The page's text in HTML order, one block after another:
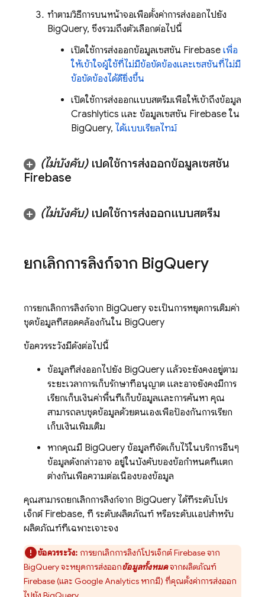
ทำตามวิธีการบนหน้าจอเพื่อตั้งค่าการส่งออกไปยัง
BigQuery, ซึ่งรวมถึงตัวเลือกต่อไปนี้
เปิดใช้การส่งออกข้อมูลเซสชัน Firebase เพื่อ
ให้เข้าใจผู้ใช้ที่ไม่มีข้อขัดข้องและเซสชันที่ไม่มี
ข้อขัดข้องได้ดียิ่งขึ้น
เปิดใช้การส่งออกแบบสตรีมเพื่อให้เข้าถึงข้อมูล
Crashlytics และ ข้อมูลเซสชัน Firebase ใน
BigQuery, ได้แบบเรียลไทม์
(ไม่บังคับ)เปิดใช้การส่งออกข้อมูลเซสชัน
Firebase
(ไม่บังคับ)เปิดใช้การส่งออกแบบสตรีม
ยกเลิกการลิงก์จาก BigQuery
การยกเลิกการลิงก์จาก BigQuery จะเป็นการหยุดการเติมค่า
ชุดข้อมูลที่สอดคล้องกันใน BigQuery
ข้อควรระวังมีดังต่อไปนี้
ข้อมูลที่ส่งออกไปยัง BigQuery แล้วจะยังคงอยู่ตาม
ระยะเวลาการเก็บรักษาที่อนุญาต และอาจยังคงมีการ
เรียกเก็บเงินค่าพื้นที่เก็บข้อมูลและการค้นหา คุณ
สามารถลบชุดข้อมูลด้วยตนเองเพื่อป้องกันการเรียก
เก็บเงินเพิ่มเติม
หากคุณมี BigQuery ข้อมูลที่จัดเก็บไว้ในบริการอื่นๆ
ข้อมูลดังกล่าวอาจ อยู่ในบังคับของข้อกำหนดที่แตก
ต่างกันเพื่อความต่อเนื่องของข้อมูล
คุณสามารถยกเลิกการลิงก์จาก BigQuery ได้ที่ระดับโปร
เจ็กต์ Firebase, ที่ ระดับผลิตภัณฑ์ หรือระดับแอปสำหรับ
ผลิตภัณฑ์ที่เฉพาะเจาะจง
ข้อควรระวัง: การยกเลิกการลิงก์โปรเจ็กต์ Firebase จาก
BigQueryจะหยุดการส่งออกข้อมูลทั้งหมดจากผลิตภัณฑ์
Firebase (และ Google Analytics หากมี) ที่คุณตั้งค่าการส่งออก